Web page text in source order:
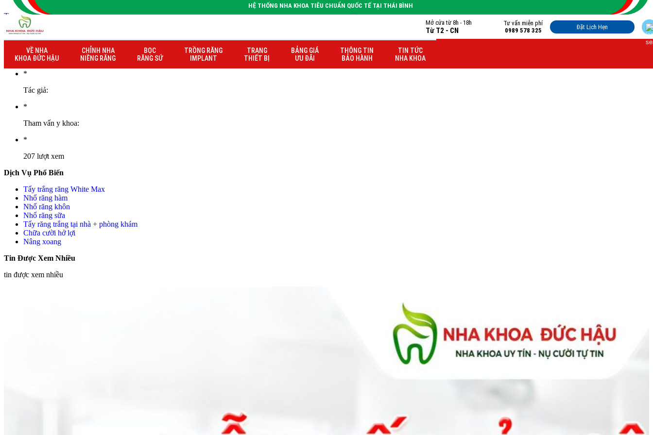
HỆ THỐNG NHA KHOA TIÊU CHUẨN QUỐC TẾ TẠI THÁI BÌNH
Mở cửa từ 8h - 18h
Từ T2 - CN
Tư vấn miễn phí
0989 578 325
Đặt Lịch Hẹn
VỀ NHA
KHOA ĐỨC HẬU
CHỈNH NHA
NIỀNG RĂNG
BỌC
RĂNG SỨ
TRỒNG RĂNG
IMPLANT
TRANG
THIẾT BỊ
BẢNG GIÁ
ƯU ĐÃI
THÔNG TIN
BẢO HÀNH
TIN TỨC
NHA KHOA
Trang chủ» Thông tin bảo hành khách hàng Bùi Thị Thu Hiền
Thông tin bảo hành khách hàng Bùi Thị Thu Hiền
31/05/2024
*
Tác giả:
*
Tham vấn y khoa:
*
207 lượt xem
Dịch Vụ Phổ Biến
Tẩy trắng răng White Max
Nhổ răng hàm
Nhổ răng khôn
Nhổ răng sữa
Tẩy răng trắng tại nhà + phòng khám
Chữa cười hở lợi
Nâng xoang
Tin Được Xem Nhiều
tin được xem nhiều